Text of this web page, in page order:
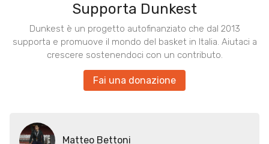
Supporta Dunkest
Dunkest è un progetto autofinanziato che dal 2013
supporta e promuove il mondo del basket in Italia. Aiutaci a
crescere sostenendoci con un contributo.
Fai una donazione
Matteo Bettoni